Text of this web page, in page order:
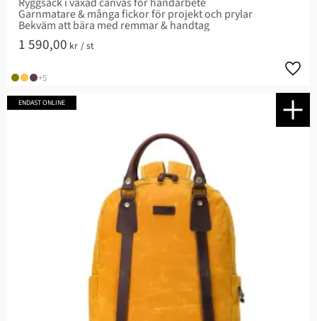
Garnmatare & många fickor för projekt och prylar
Bekväm att bära med remmar & handtag
1 590,00 kr /st
+5
ENDAST ONLINE